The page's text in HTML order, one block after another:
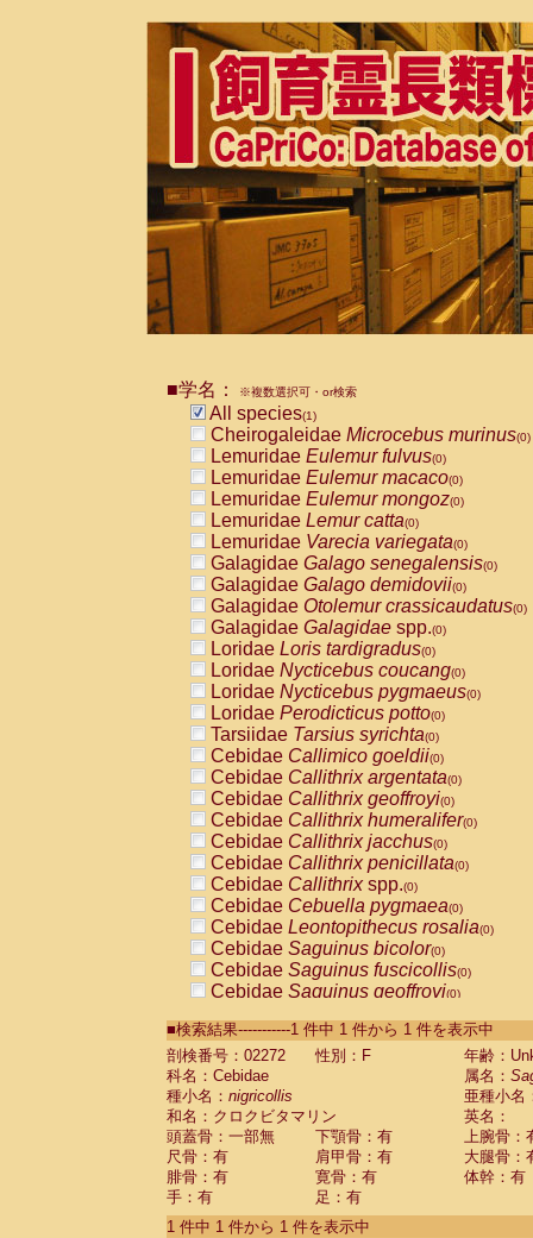
■学名： ※複数選択可・or検索
All species(1)
Cheirogaleidae Microcebus murinus(0)
Lemuridae Eulemur fulvus(0)
Lemuridae Eulemur macaco(0)
Lemuridae Eulemur mongoz(0)
Lemuridae Lemur catta(0)
Lemuridae Varecia variegata(0)
Galagidae Galago senegalensis(0)
Galagidae Galago demidovii(0)
Galagidae Otolemur crassicaudatus(0)
Galagidae Galagidae spp.(0)
Loridae Loris tardigradus(0)
Loridae Nycticebus coucang(0)
Loridae Nycticebus pygmaeus(0)
Loridae Perodicticus potto(0)
Tarsiidae Tarsius syrichta(0)
Cebidae Callimico goeldii(0)
Cebidae Callithrix argentata(0)
Cebidae Callithrix geoffroyi(0)
Cebidae Callithrix humeralifer(0)
Cebidae Callithrix jacchus(0)
Cebidae Callithrix penicillata(0)
Cebidae Callithrixspp.(0)
Cebidae Cebuella pygmaea(0)
Cebidae Leontopithecus rosalia(0)
Cebidae Saguinus bicolor(0)
Cebidae Saguinus fuscicollis(0)
Cebidae Saguinus geoffroyi(0)
CebidaeSaguinus labiatus(0)
Cebidae Saguinus leucopus (0)
Cebidae
CebidaeSaguinus mystax
CebidaeSaguinus nigricollis (1)
Cebidae Saguinus oedipus
Cebidae Saguinus weddelli
Cebidae Saguinusspp.
Cebidae Aotus trivirgatus
Cebidae Cebus albifrons
■検索結果-----------1 件中 1 件から 1 件を表示中
剖検番号：02272
性別：F
年齢：
科名：Cebidae
属名：
種小名： nigricollis
亜種小名
和名：クロクビタマリン
英名：
頭蓋骨：一部無
下顎骨：有
上腕骨：
尺骨：有
肩甲骨：有
大腿骨：
腓骨：有
寛骨：有
体幹：有
手：有
足：有
1 件中 1 件から 1 件を表示中